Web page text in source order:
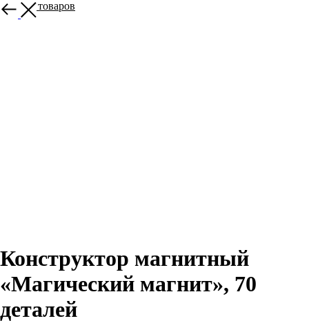
Больше товаров
Конструктор магнитный
«Магический магнит», 70
деталей